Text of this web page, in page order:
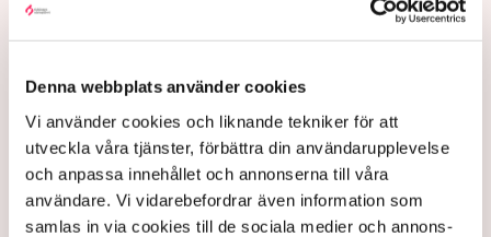
Denna webbplats använder cookies
Vi använder cookies och liknande tekniker för att
utveckla våra tjänster, förbättra din användarupplevelse
och anpassa innehållet och annonserna till våra
användare. Vi vidarebefordrar även information som
samlas in via cookies till de sociala medier och annons-
Tre av fyra byggföretagare anser att ett avskaffat
karensavdrag skulle drabba produktionen, enligt en
företagarpanel.
1 month ago | Av: Redaktionen